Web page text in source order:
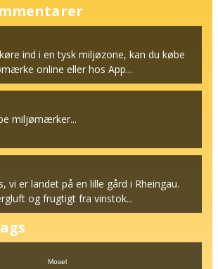
ind i en tysk miljøzone, kan du købe
online eller hos App...
miljømærker...
vi er landet på en lille gård i Rheingau.
og frugtigt fra vinstok...
Mosel